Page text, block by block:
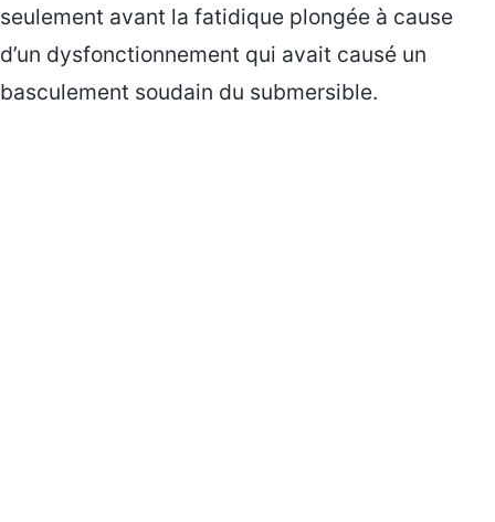
seulement avant la fatidique plongée à cause
d’un dysfonctionnement qui avait causé un
basculement soudain du submersible.